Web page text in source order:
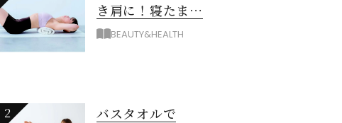
き肩に！寝たまま
バスタオル「おう
BEAUTY&HEALTH
2
バスタオルで